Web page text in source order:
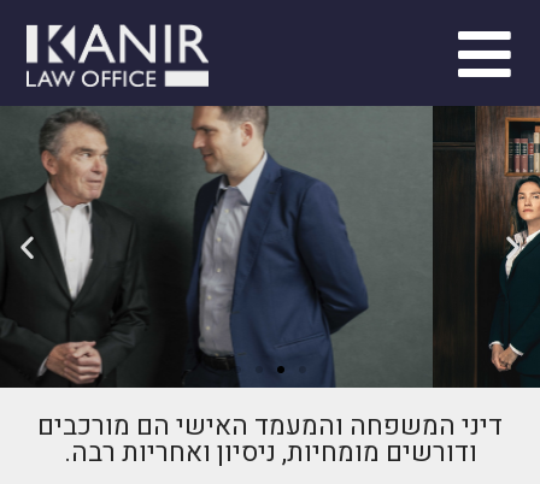
מסורת של מצוינות
לפגישת יעוץ לחץ כאן
דיני המשפחה והמעמד האישי הם מורכבים
ודורשים מומחיות, ניסיון ואחריות רבה.